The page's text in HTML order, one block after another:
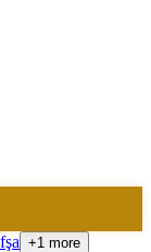
+1 more